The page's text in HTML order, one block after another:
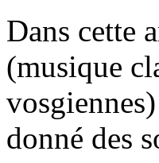
Dans cette
(musique
donné des